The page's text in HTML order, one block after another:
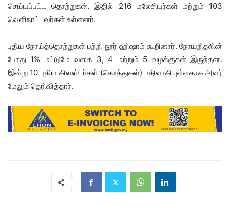
செய்யப்பட்ட தொற்றுகள். இதில் 216 மலேசியர்கள் மற்றும் 103
வெளிநாட்டவர்கள் உள்ளனர்.
புதிய நோய்த்தொற்றுகள் பற்றி நூர் ஹிஷாம் கூறினார். நோயறிதலின்
போது 1% மட்டுமே வகை 3, 4 மற்றும் 5 வழக்குகள் இருந்தன.
இன்று 10 புதிய கிளஸ்டர்கள் (கொத்துகள்) பதிவாகியுள்ளதாக அவர்
மேலும் தெரிவித்தார்.